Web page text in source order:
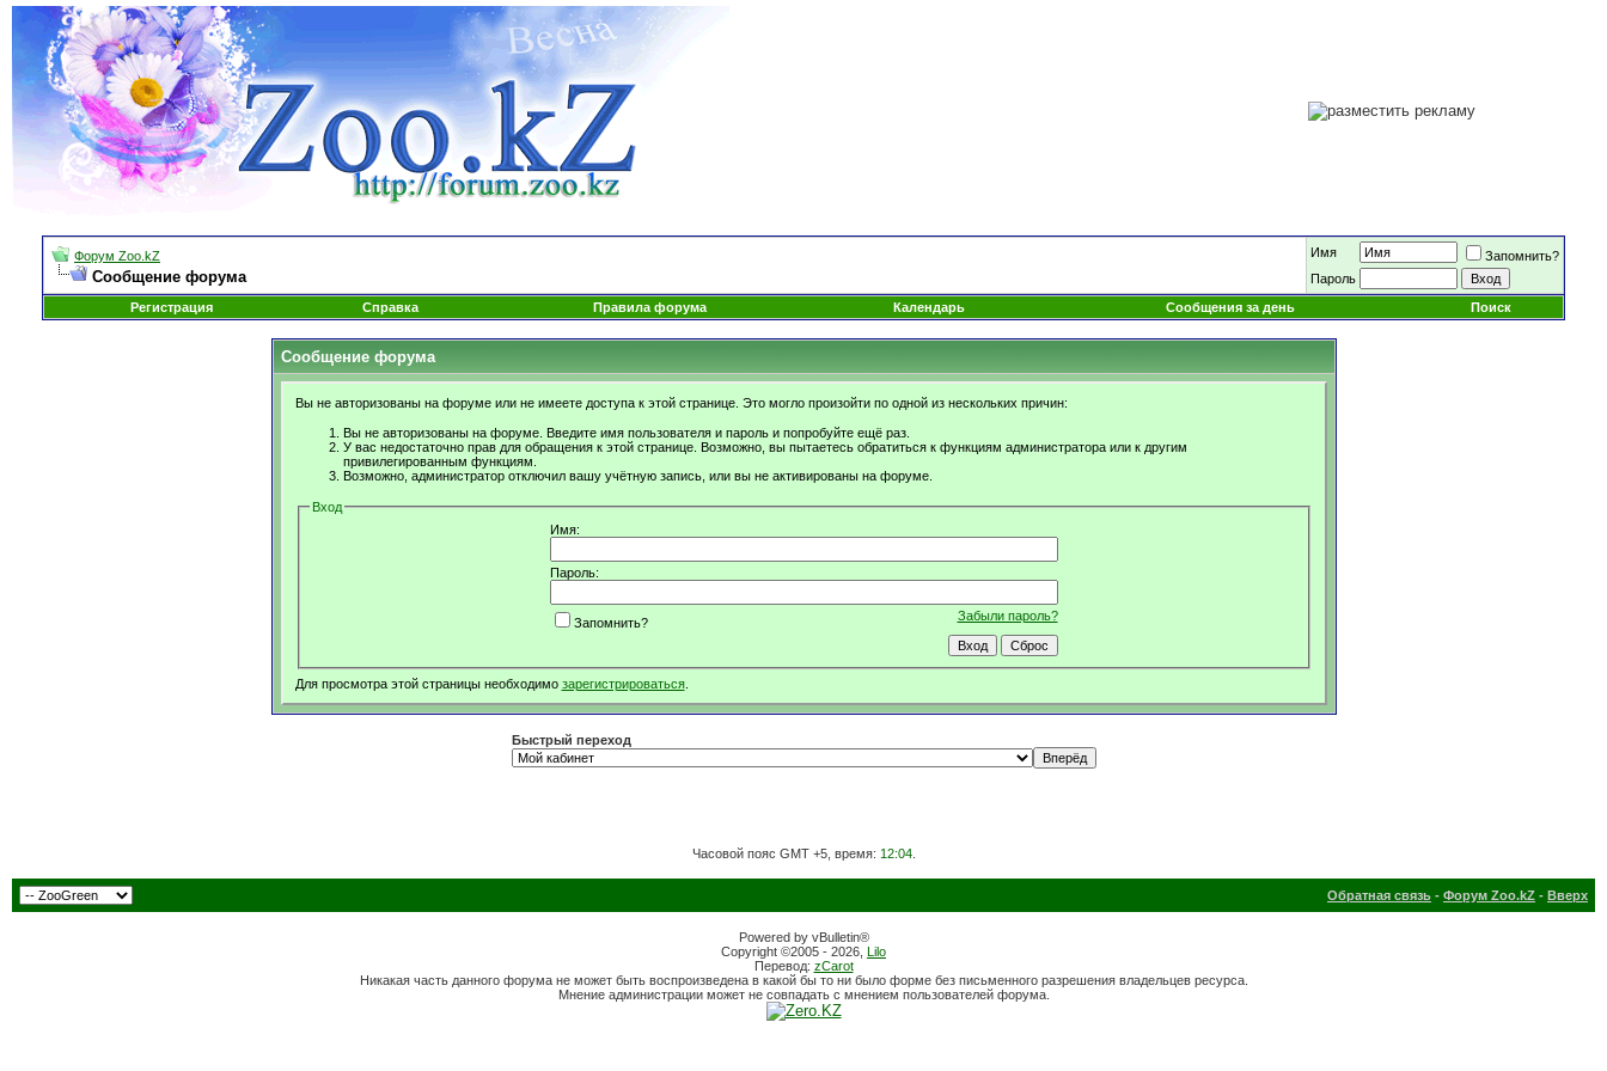
Форум Zoo.kZ
Сообщение форума
Имя
Запомнить?
Пароль
Регистрация
Справка Правила форума Календарь Сообщения за день Поиск
Сообщение форума
Вы не авторизованы на форуме или не имеете доступа к этой странице. Это могло произойти по одной из нескольких причин:
Вы не авторизованы на форуме. Введите имя пользователя и пароль и попробуйте ещё раз.
У вас недостаточно прав для обращения к этой странице. Возможно, вы пытаетесь обратиться к функциям администратора или к другим
привилегированным функциям.
Возможно, администратор отключил вашу учётную запись, или вы не активированы на форуме.
Вход
Имя:
Пароль:
Забыли пароль?
Запомнить?
Для просмотра этой страницы необходимо зарегистрироваться.
Быстрый переход
Часовой пояс GMT +5, время: 12:04.
Обратная связь - Форум Zoo.kZ - Вверх
Powered by vBulletin®
Copyright ©2005 - 2026, Lilo
Перевод: zCarot
Никакая часть данного форума не может быть воспроизведена в какой бы то ни было форме без письменного разрешения владельцев ресурса.
Мнение администрации может не совпадать с мнением пользователей форума.